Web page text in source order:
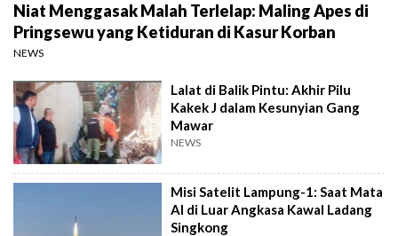
Niat Menggasak Malah Terlelap: Maling Apes di
Pringsewu yang Ketiduran di Kasur Korban
NEWS
Lalat di Balik Pintu: Akhir Pilu
Kakek J dalam Kesunyian Gang
Mawar
NEWS
Misi Satelit Lampung-1: Saat Mata
AI di Luar Angkasa Kawal Ladang
Singkong